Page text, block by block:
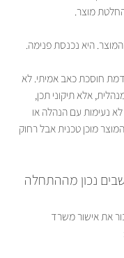
מוצר.
היא נכנסת פנימה.
חוסכת כאב אמיתי. לא
אלא תיקוני תכן,
לא נעימות עם הנהלה או
מוכן טכנית אבל רחוק
נכון מההתחלה
את אישור משרד